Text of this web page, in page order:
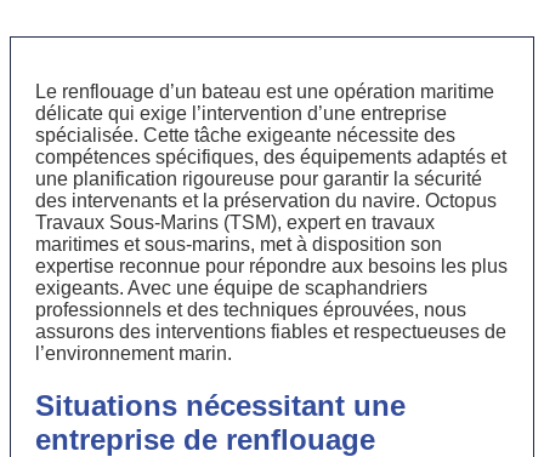
Le renflouage d’un bateau est une opération maritime
délicate qui exige l’intervention d’une entreprise
spécialisée. Cette tâche exigeante nécessite des
compétences spécifiques, des équipements adaptés et
une planification rigoureuse pour garantir la sécurité
des intervenants et la préservation du navire. Octopus
Travaux Sous-Marins (TSM), expert en travaux
maritimes et sous-marins, met à disposition son
expertise reconnue pour répondre aux besoins les plus
exigeants. Avec une équipe de scaphandriers
professionnels et des techniques éprouvées, nous
assurons des interventions fiables et respectueuses de
l’environnement marin.
Situations nécessitant une
entreprise de renflouage